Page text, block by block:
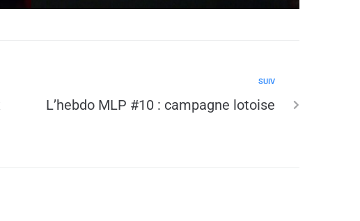
SUIV
L’hebdo MLP #10 : campagne lotoise